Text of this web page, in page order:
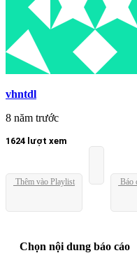
vhntdl
8 năm trước
1624 lượt xem
Thêm vào Playlist Báo
Chọn nội dung báo cáo